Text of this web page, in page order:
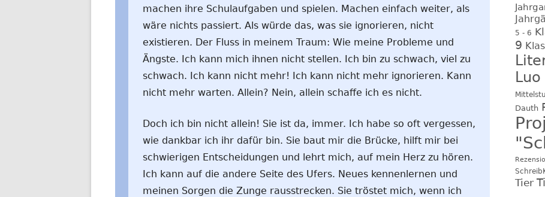
machen ihre Schulaufgaben und spielen. Machen einfach weiter, als
wäre nichts passiert. Als würde das, was sie ignorieren, nicht
existieren. Der Fluss in meinem Traum: Wie meine Probleme und
Ängste. Ich kann mich ihnen nicht stellen. Ich bin zu schwach, viel zu
schwach. Ich kann nicht mehr! Ich kann nicht mehr ignorieren. Kann
nicht mehr warten. Allein? Nein, allein schaffe ich es nicht.
Doch ich bin nicht allein! Sie ist da, immer. Ich habe so oft vergessen,
wie dankbar ich ihr dafür bin. Sie baut mir die Brücke, hilft mir bei
schwierigen Entscheidungen und lehrt mich, auf mein Herz zu hören.
Ich kann auf die andere Seite des Ufers. Neues kennenlernen und
meinen Sorgen die Zunge rausstrecken. Sie tröstet mich, wenn ich
5 - 6
9
Dauth
Tier